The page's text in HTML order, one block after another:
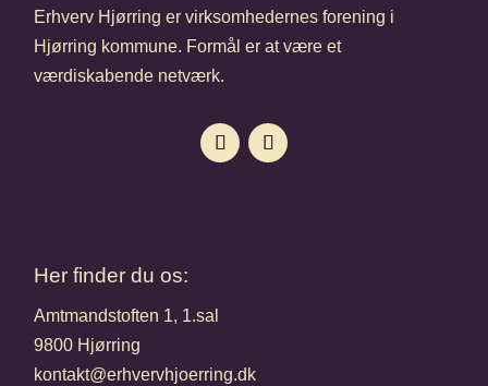
Erhverv Hjørring er virksomhedernes forening i
Hjørring kommune. Formål er at være et
værdiskabende netværk.
Her finder du os:
Amtmandstoften 1, 1.sal
9800 Hjørring
kontakt@erhvervhjoerring.dk